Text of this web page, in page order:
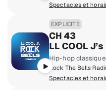
Spectacles et
EXPLICITE
CH 43
LL COOL
Hip-hop
Spectacles et